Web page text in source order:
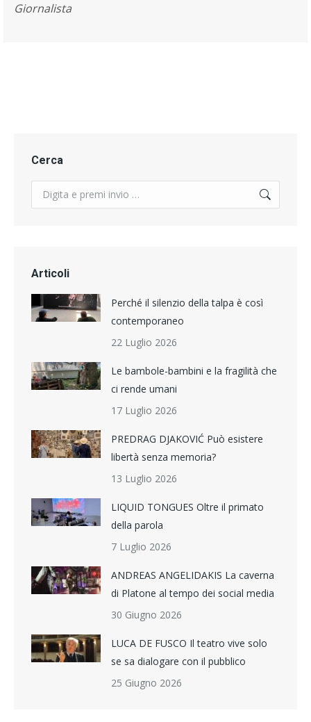
Giornalista
Cerca
Search:
Articoli
Perché il silenzio della talpa è così
contemporaneo
22 Luglio 2026
Le bambole-bambini e la fragilità che
ci rende umani
17 Luglio 2026
PREDRAG DJAKOVIĆ Può esistere
libertà senza memoria?
13 Luglio 2026
LIQUID TONGUES Oltre il primato
della parola
7 Luglio 2026
ANDREAS ANGELIDAKIS La caverna
di Platone al tempo dei social media
30 Giugno 2026
LUCA DE FUSCO Il teatro vive solo
se sa dialogare con il pubblico
25 Giugno 2026